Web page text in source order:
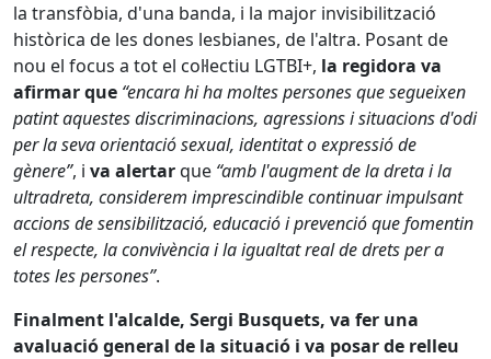
la transfòbia, d'una banda, i la major invisibilització
històrica de les dones lesbianes, de l'altra. Posant de
nou el focus a tot el col·lectiu LGTBI+, la regidora va
afirmar que “encara hi ha moltes persones que segueixen
patint aquestes discriminacions, agressions i situacions d'odi
per la seva orientació sexual, identitat o expressió de
gènere”, i va alertarque “amb l'augment de la dreta i la
ultradreta, considerem imprescindible continuar impulsant
accions de sensibilització, educació i prevenció que fomentin
el respecte, la convivència i la igualtat real de drets per a
totes les persones”.
Finalment l'alcalde, Sergi Busquets, va fer una
avaluació general de la situació i va posar de relleu